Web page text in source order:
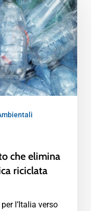
che elimina
riciclata
l’Italia verso